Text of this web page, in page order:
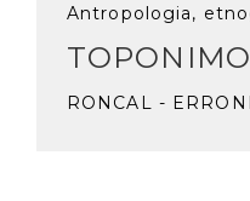
Antropologia,
RONCAL -